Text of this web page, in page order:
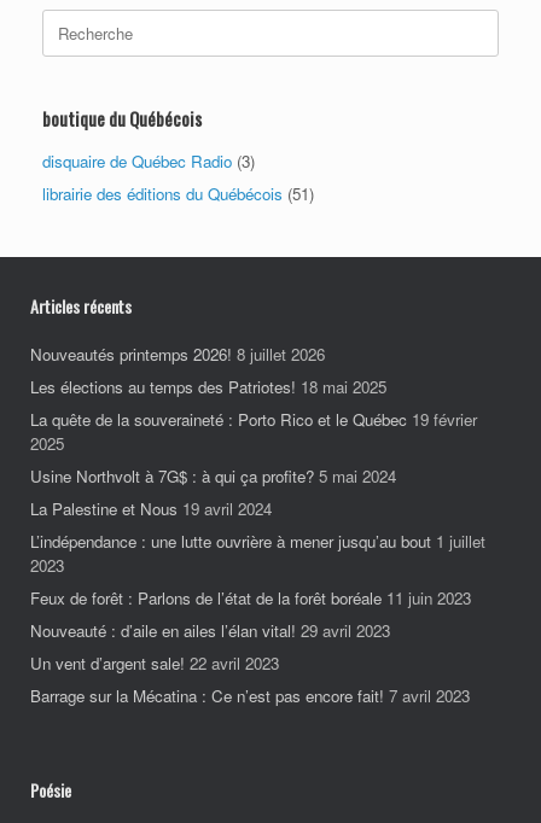
for:
boutique du Québécois
disquaire de Québec Radio (3)
librairie des éditions du Québécois (51)
Articles récents
Nouveautés printemps 2026! 8 juillet 2026
Les élections au temps des Patriotes! 18 mai 2025
La quête de la souveraineté : Porto Rico et le Québec 19 février
2025
Usine Northvolt à 7G$ : à qui ça profite? 5 mai 2024
La Palestine et Nous 19 avril 2024
L’indépendance : une lutte ouvrière à mener jusqu’au bout 1 juillet
2023
Feux de forêt : Parlons de l’état de la forêt boréale 11 juin 2023
Nouveauté : d’aile en ailes l’élan vital! 29 avril 2023
Un vent d’argent sale! 22 avril 2023
Barrage sur la Mécatina : Ce n’est pas encore fait! 7 avril 2023
Poésie